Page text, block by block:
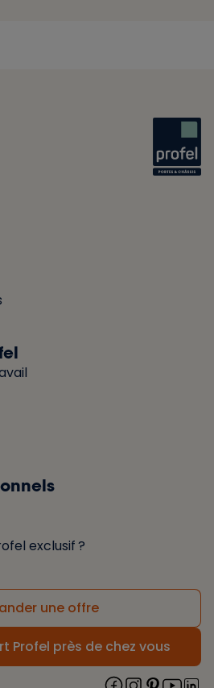
exclusif ?
une offre
Profel près de chez vous